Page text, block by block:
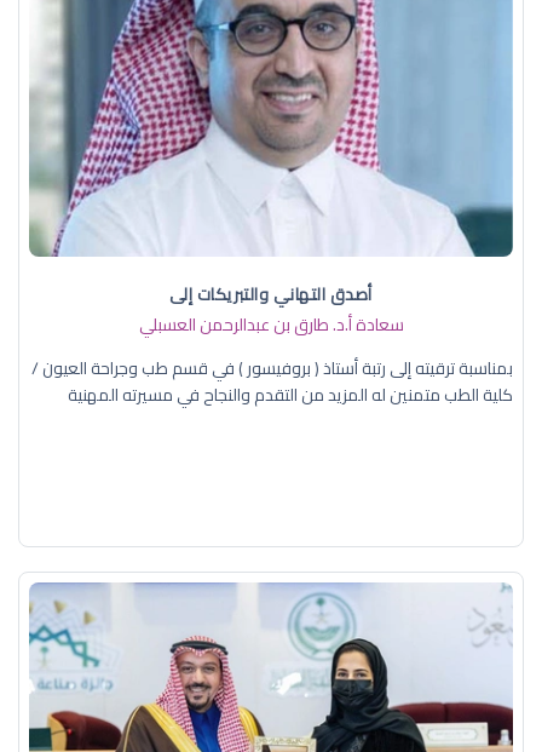
أصدق التهاني والتبريكات إلى
سعادة أ.د. ​طارق بن عبدالرحمن العسبلي
بمناسبة ترقيته إلى رتبة أستاذ ( بروفيسور ) في قسم طب وجراحة العيون /
كلية الطب متمنين له المزيد من التقدم والنجاح في مسيرته المهنية